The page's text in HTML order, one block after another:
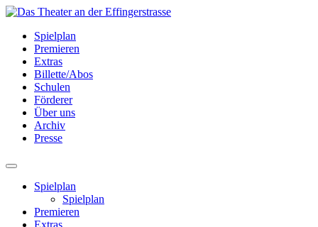
Spielplan
Premieren
Extras
Billette/Abos
Schulen
Förderer
Über uns
Archiv
Presse
Spielplan
Spielplan
Premieren
Extras